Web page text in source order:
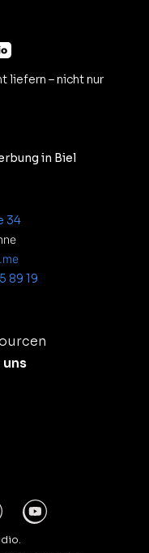
liefern – nicht nur
in Biel
34
89 19
uns